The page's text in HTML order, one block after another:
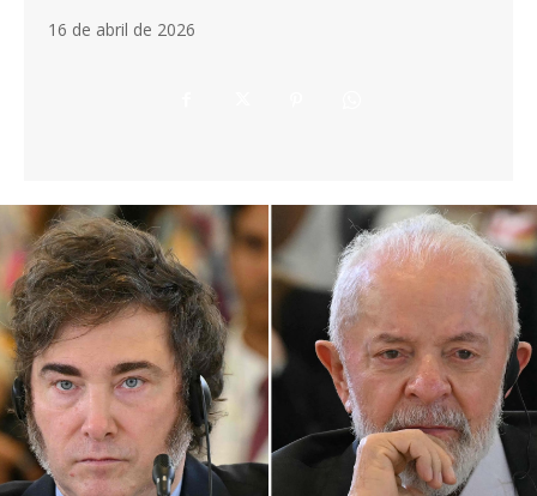
16 de abril de 2026